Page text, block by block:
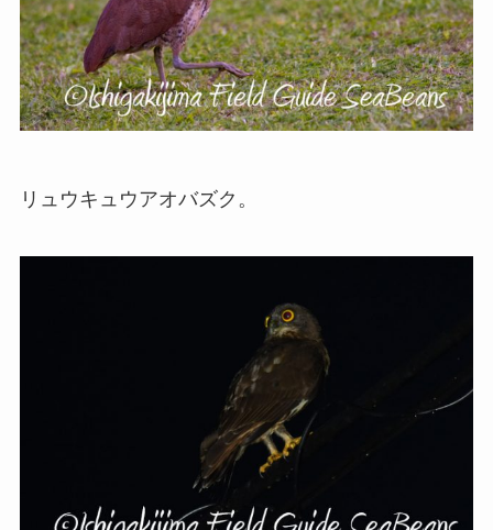
リュウキュウアオバズク。